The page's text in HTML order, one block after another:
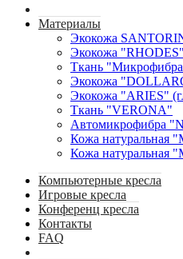
Материалы
Экокожа
Экокожа
Ткань
Экокожа
Экокожа "ARIES"
Ткань "VERONA"
Автомикрофибра
Кожа натуральная
Кожа натуральная
Компьютерные кресла
Игровые кресла
Конференц кресла
Контакты
FAQ